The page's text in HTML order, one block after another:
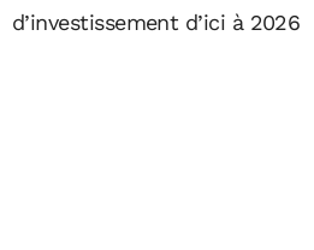
d’investissement d’ici à 2026